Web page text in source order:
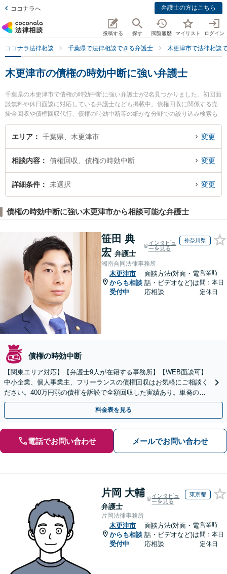
ココナラへ 弁護士の方はこちら
投稿する 探す 閲覧履歴 マイリスト ログイン
ココナラ法律相談 千葉県で法律相談できる弁護士 木更津市で法律相談
木更津市の債権の時効中断に強い弁護士
千葉県の木更津市で債権の時効中断に強い弁護士が2名見つかりました。初回面
談無料や休日面談に対応している弁護士なども掲載中。債権回収に関係する売
掛金回収や債権回収代行、債権の時効中断等の細かな分野での絞り込み検索も
でき便利です。特にきみさらず法律事務所の若林 侑弁護士やさつきの森法律事
務所の佐藤 優希弁護士のプロフィール情報や弁護士費用、強みなどが注目され
くの弁護士を検索したい』『初回相談無料で債権の時効中断を法律相談できる
木更津市内の弁護士に相談予約したい』などでお困りの相談者さんにおすすめ
です。
エリア 千葉県、木更津市 変更
相談内容 債権回収、債権の時効中断 変更
詳細条件 未選択 変更
債権の時効中断に強い木更津市から相談可能な弁護士
笹田 典
宏 弁護士
インタビュ
ーを見る
神奈川県
湘南合同法律事務所
木更津市
からも相談
受付中
面談方法(対面・電
話・ビデオなど)は
応相談
営業時
間：本日
定休日
債権の時効中断
【関東エリア対応】【弁護士9人が在籍する事務所】【WEB面談可】
中小企業、個人事業主、フリーランスの債権回収はお気軽にご相談く
ださい。400万円弱の債権を訴訟で全額回収した実績あり。単発のご
依頼から、顧問契約まで対応しております
料金表を見る
電話でお問い合わせ メールでお問い合わせ
片岡 大輔
弁護士
インタビュ
ーを見る
東京都
片岡法律事務所
木更津市
からも相談
受付中
面談方法(対面・電
話・ビデオなど)は
応相談
営業時
間：本日
定休日